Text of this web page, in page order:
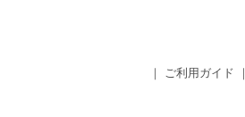
｜ ご利用ガイド ｜